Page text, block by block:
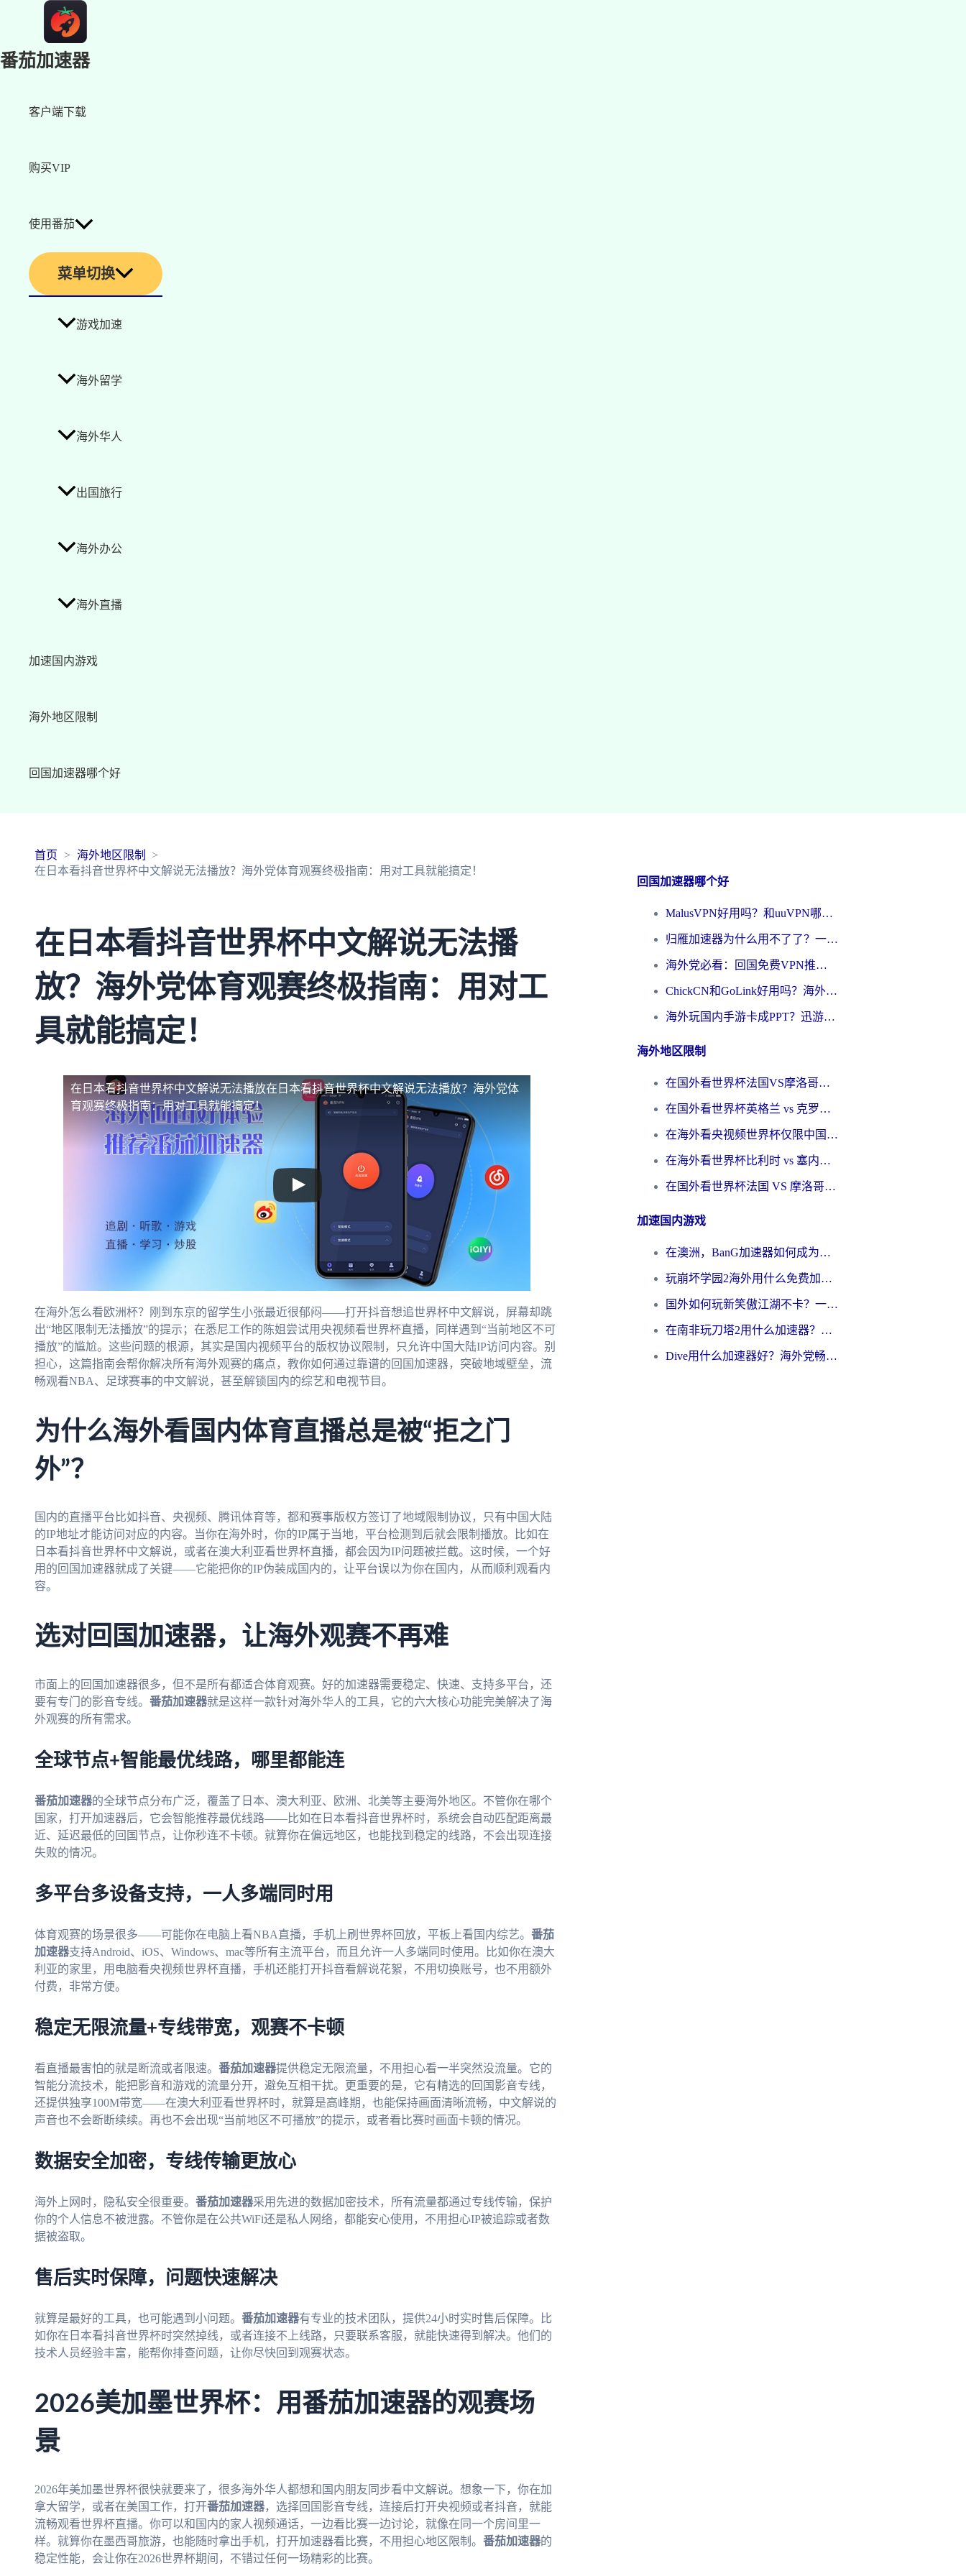
番茄加速器
客户端下载
购买VIP
使用番茄
菜单切换
游戏加速
海外留学
海外华人
出国旅行
海外办公
海外直播
加速国内游戏
海外地区限制
回国加速器哪个好
首页
海外地区限制
在日本看抖音世界杯中文解说无法播放？海外党体育观赛终极指南：用对工具就能搞定！
在日本看抖音世界杯中文解说无法播
放？海外党体育观赛终极指南：用对工
具就能搞定！
在日本看抖音世界杯中文解说无法播放在日本看抖音世界杯中文解说无法播放？海外党体
育观赛终极指南：用对工具就能搞定！
在海外怎么看欧洲杯？刚到东京的留学生小张最近很郁闷——打开抖音想追世界杯中文解说，屏幕却跳
出“地区限制无法播放”的提示；在悉尼工作的陈姐尝试用央视频看世界杯直播，同样遇到“当前地区不可
播放”的尴尬。这些问题的根源，其实是国内视频平台的版权协议限制，只允许中国大陆IP访问内容。别
担心，这篇指南会帮你解决所有海外观赛的痛点，教你如何通过靠谱的回国加速器，突破地域壁垒，流
畅观看NBA、足球赛事的中文解说，甚至解锁国内的综艺和电视节目。
为什么海外看国内体育直播总是被“拒之门
外”？
国内的直播平台比如抖音、央视频、腾讯体育等，都和赛事版权方签订了地域限制协议，只有中国大陆
的IP地址才能访问对应的内容。当你在海外时，你的IP属于当地，平台检测到后就会限制播放。比如在
日本看抖音世界杯中文解说，或者在澳大利亚看世界杯直播，都会因为IP问题被拦截。这时候，一个好
用的回国加速器就成了关键——它能把你的IP伪装成国内的，让平台误以为你在国内，从而顺利观看内
容。
选对回国加速器，让海外观赛不再难
市面上的回国加速器很多，但不是所有都适合体育观赛。好的加速器需要稳定、快速、支持多平台，还
要有专门的影音专线。 番茄加速器就是这样一款针对海外华人的工具，它的六大核心功能完美解决了海
外观赛的所有需求。
全球节点+智能最优线路，哪里都能连
番茄加速器的全球节点分布广泛，覆盖了日本、澳大利亚、欧洲、北美等主要海外地区。不管你在哪个
国家，打开加速器后，它会智能推荐最优线路——比如在日本看抖音世界杯时，系统会自动匹配距离最
近、延迟最低的回国节点，让你秒连不卡顿。就算你在偏远地区，也能找到稳定的线路，不会出现连接
失败的情况。
多平台多设备支持，一人多端同时用
体育观赛的场景很多——可能你在电脑上看NBA直播，手机上刷世界杯回放，平板上看国内综艺。 番茄
加速器支持Android、iOS、Windows、mac等所有主流平台，而且允许一人多端同时使用。比如你在澳大
利亚的家里，用电脑看央视频世界杯直播，手机还能打开抖音看解说花絮，不用切换账号，也不用额外
付费，非常方便。
稳定无限流量+专线带宽，观赛不卡顿
看直播最害怕的就是断流或者限速。 番茄加速器提供稳定无限流量，不用担心看一半突然没流量。它的
智能分流技术，能把影音和游戏的流量分开，避免互相干扰。更重要的是，它有精选的回国影音专线，
还提供独享100M带宽——在澳大利亚看世界杯时，就算是高峰期，也能保持画面清晰流畅，中文解说的
声音也不会断断续续。再也不会出现“当前地区不可播放”的提示，或者看比赛时画面卡顿的情况。
数据安全加密，专线传输更放心
海外上网时，隐私安全很重要。 番茄加速器采用先进的数据加密技术，所有流量都通过专线传输，保护
你的个人信息不被泄露。不管你是在公共WiFi还是私人网络，都能安心使用，不用担心IP被追踪或者数
据被盗取。
售后实时保障，问题快速解决
就算是最好的工具，也可能遇到小问题。 番茄加速器有专业的技术团队，提供24小时实时售后保障。比
如你在日本看抖音世界杯时突然掉线，或者连接不上线路，只要联系客服，就能快速得到解决。他们的
技术人员经验丰富，能帮你排查问题，让你尽快回到观赛状态。
2026美加墨世界杯：用番茄加速器的观赛场
景
2026年美加墨世界杯很快就要来了，很多海外华人都想和国内朋友同步看中文解说。想象一下，你在加
拿大留学，或者在美国工作，打开番茄加速器，选择回国影音专线，连接后打开央视频或者抖音，就能
流畅观看世界杯直播。你可以和国内的家人视频通话，一边看比赛一边讨论，就像在同一个房间里一
样。就算你在墨西哥旅游，也能随时拿出手机，打开加速器看比赛，不用担心地区限制。 番茄加速器的
稳定性能，会让你在2026世界杯期间，不错过任何一场精彩的比赛。
回国加速器哪个好
MalusVPN好用吗？和uuVPN哪个好？海外党无缝访问国内资源的真实对比与选择指南
归雁加速器为什么用不了了？一位海外游子的真实困惑与技术解答
海外党必看：回国免费VPN推荐？别踩坑！教你选对加速器无缝刷国内资源
ChickCN和GoLink好用吗？海外党如何选对回国加速器
海外玩国内手游卡成PPT？迅游和奇游手游哪个好？一篇讲透回国加速器怎么选
海外地区限制
在国外看世界杯法国VS摩洛哥地区限制？这篇指南让你流畅看中文解说无压力
在国外看世界杯英格兰 vs 克罗地亚当前地区不可播放？这篇指南帮你搞定所有海外观赛难题
在海外看央视频世界杯仅限中国大陆？这篇指南帮你解锁中文解说+无卡顿直播
在海外看世界杯比利时 vs 塞内加尔仅限中国大陆？我找到了最流畅的中文解说之路
在国外看世界杯法国 VS 摩洛哥仅限中国大陆？海外党这样看中文解说赛事不卡顿
加速国内游戏
在澳洲，BanG加速器如何成为你国服游戏的“时光机”？
玩崩坏学园2海外用什么免费加速器好？2026海外党亲测国服游戏加速指南
国外如何玩新笑傲江湖不卡？一份给海外游子的终极网络指南
在南非玩刀塔2用什么加速器？一份给海外游子的终极生存指南
Dive用什么加速器好？海外党畅玩国服游戏的终极避坑指南